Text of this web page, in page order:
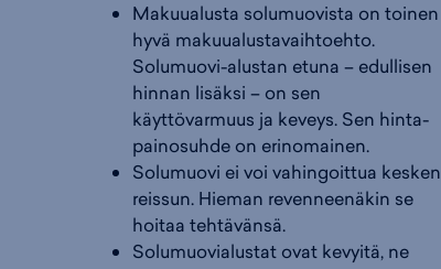
Makuualusta solumuovista on toinen
hyvä makuualustavaihtoehto.
Solumuovi-alustan etuna – edullisen
hinnan lisäksi – on sen
käyttövarmuus ja keveys. Sen hinta-
painosuhde on erinomainen.
Solumuovi ei voi vahingoittua kesken
reissun. Hieman revenneenäkin se
hoitaa tehtävänsä.
Solumuovialustat ovat kevyitä, ne